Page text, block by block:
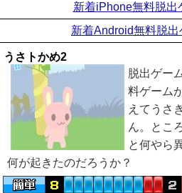
新着iPhone無料脱出
新着Android無料脱出
うさトかめ2
脱出ゲー
料ゲーム
えてうさ
ん。とこ
と何やら
何が起きたのだろうか？